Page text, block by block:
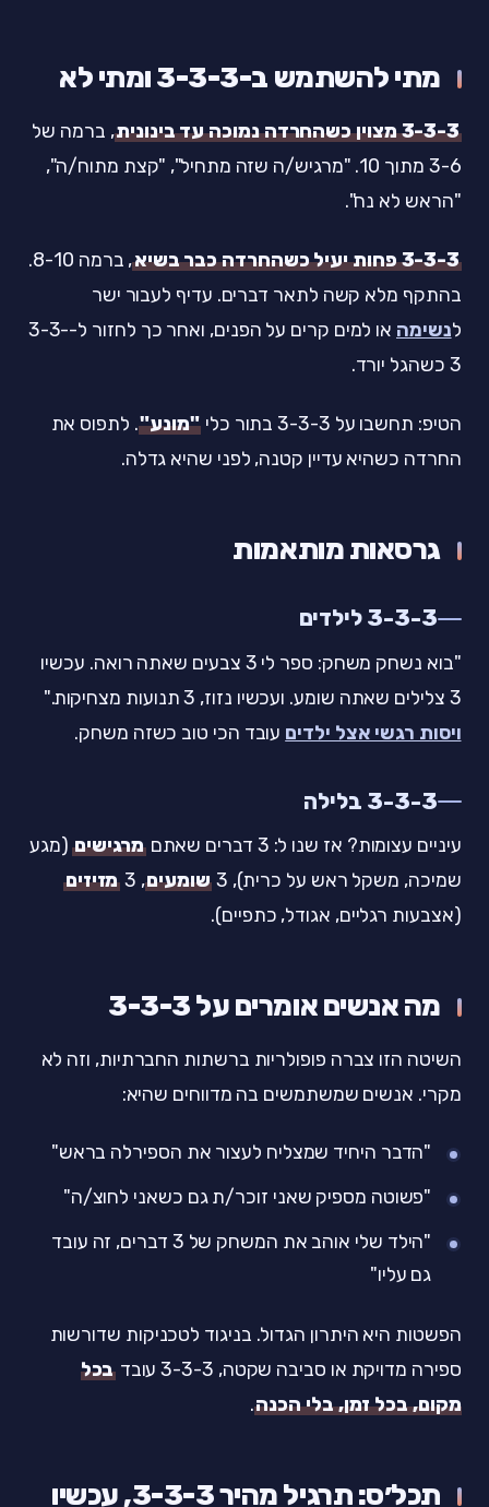
מתי להשתמש ב-3-3-3 ומתי לא
3-3-3 מצוין כשהחרדה נמוכה עד בינונית
, ברמה של
3-6 מתוך 10. "מרגיש/ה שזה מתחיל", "קצת מתוח/ה",
"הראש לא נח".
3-3-3 פחות יעיל כשהחרדה כבר בשיא
, ברמה 8-10.
בהתקף מלא קשה לתאר דברים. עדיף לעבור ישר
לנשימה
או למים קרים על הפנים, ואחר כך לחזור ל-3-3-
3 כשהגל יורד.
הטיפ: תחשבו על 3-3-3 בתור כלי "מונע". לתפוס את
החרדה כשהיא עדיין קטנה, לפני שהיא גדלה.
גרסאות מותאמות
3-3-3 לילדים
"בוא נשחק משחק: ספר לי 3 צבעים שאתה רואה. עכשיו
3 צלילים שאתה שומע. ועכשיו נזוז, 3 תנועות מצחיקות."
ויסות רגשי אצל ילדים עובד הכי טוב כשזה משחק.
3-3-3 בלילה
עיניים עצומות? אז שנו ל: 3 דברים שאתם מרגישים(מגע
שמיכה, משקל ראש על כרית), 3
שומעים, 3
מזיזים
(אצבעות רגליים, אגודל, כתפיים).
מה אנשים אומרים על 3-3-3
השיטה הזו צברה פופולריות ברשתות החברתיות, וזה לא
מקרי. אנשים שמשתמשים בה מדווחים שהיא:
"הדבר היחיד שמצליח לעצור את הספירלה בראש"
"פשוטה מספיק שאני זוכר/ת גם כשאני לחוצ/ה"
"הילד שלי אוהב את המשחק של 3 דברים, זה עובד
גם עליו"
הפשטות היא היתרון הגדול. בניגוד לטכניקות שדורשות
ספירה מדויקת או סביבה שקטה, 3-3-3 עובד
בכל
מקום, בכל זמן, בלי הכנה.
תכל׳ס: תרגיל מהיר 3-3-3, עכשיו